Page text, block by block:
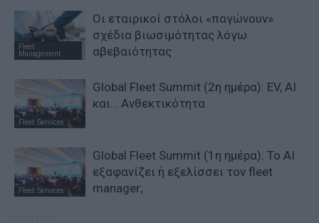
Fleet
Management
Οι εταιρικοί στόλοι «παγώνουν»
σχέδια βιωσιμότητας λόγω
αβεβαιότητας
Fleet Services
Global Fleet Summit (2η ημέρα): EV, AI
και… Ανθεκτικότητα
Fleet Services
Global Fleet Summit (1η ημέρα): Το ΑΙ
εξαφανίζει ή εξελίσσει τον fleet
manager;